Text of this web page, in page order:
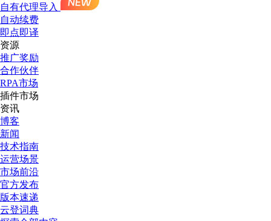
自有代理导入
自动续费
即点即译
资源
推广奖励
合作伙伴
RPA市场
插件市场
资讯
博客
新闻
技术指南
运营场景
市场前沿
官方发布
版本速递
云登词典